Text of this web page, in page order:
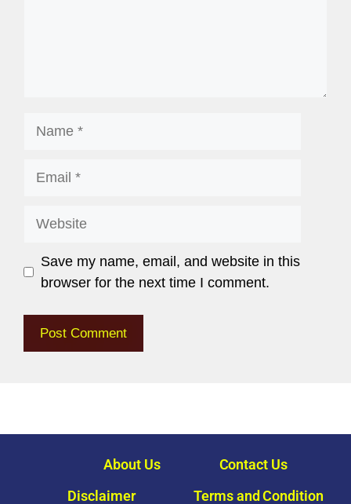
Save my name, email, and website in this
browser for the next time I comment.
About Us
Contact Us
Disclaimer
Terms and Condition